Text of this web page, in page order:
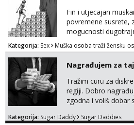
Fin i utjecajan
povremene susrete,
mogucnosti
potpora!
Kategorija: Sex Muška osoba traži žensku
Nagrađujem za
Tražim curu za
regiji. Dobro
zgodna i voliš dobar
kosu - se dobro
Kategorija: Sugar Daddy Sugar Daddies